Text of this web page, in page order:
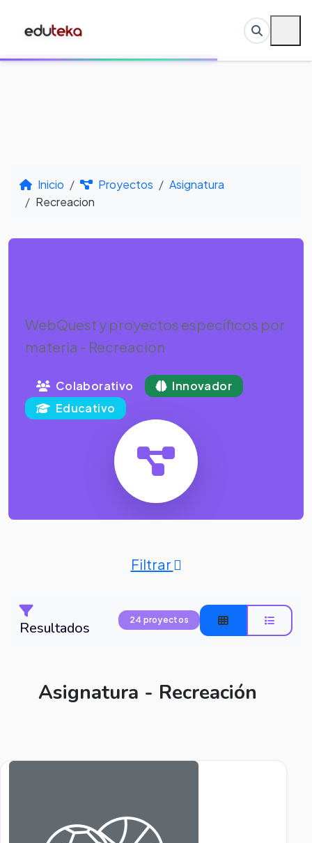
Inicio Proyectos
Asignatura
Recreacion
WebQuest y proyectos específicos por
materia - Recreacion
Colaborativo
Innovador
Educativo
Filtrar
Resultados 24 proyectos
Asignatura - Recreación